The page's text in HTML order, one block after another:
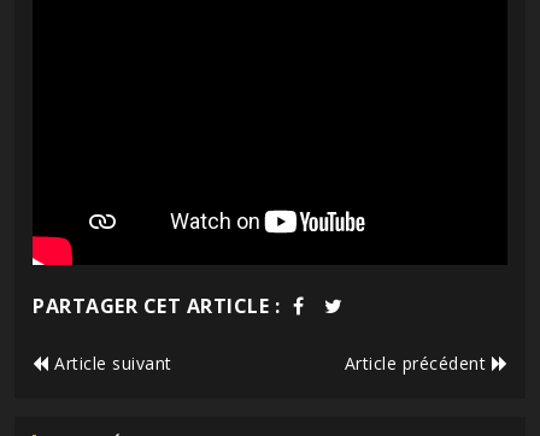
PARTAGER CET ARTICLE :
Article suivant Article précédent